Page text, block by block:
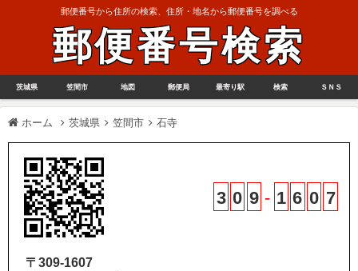
郵便番号から住所の検索、住所・地名から郵便番号を調べる
郵便番号検索
茨城県 笠間市 地図 郵便局 最寄り駅 検索 ＳＮＳ
ホーム 茨城県 笠間市 石寺
3 0 9 - 1 6 0 7
〒309-1607